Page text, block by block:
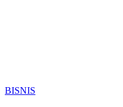
BISNIS